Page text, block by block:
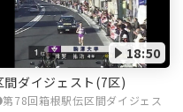
18:50
間ダイジェスト(7区)
第78回箱根駅伝区間ダイジェス